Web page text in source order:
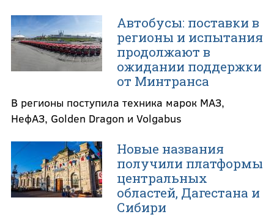
Автобусы: поставки в
регионы и испытания
продолжают в
ожидании поддержки
от Минтранса
В регионы поступила техника марок МАЗ,
НефАЗ, Golden Dragon и Volgabus
Новые названия
получили платформы
центральных
областей, Дагестана и
Сибири